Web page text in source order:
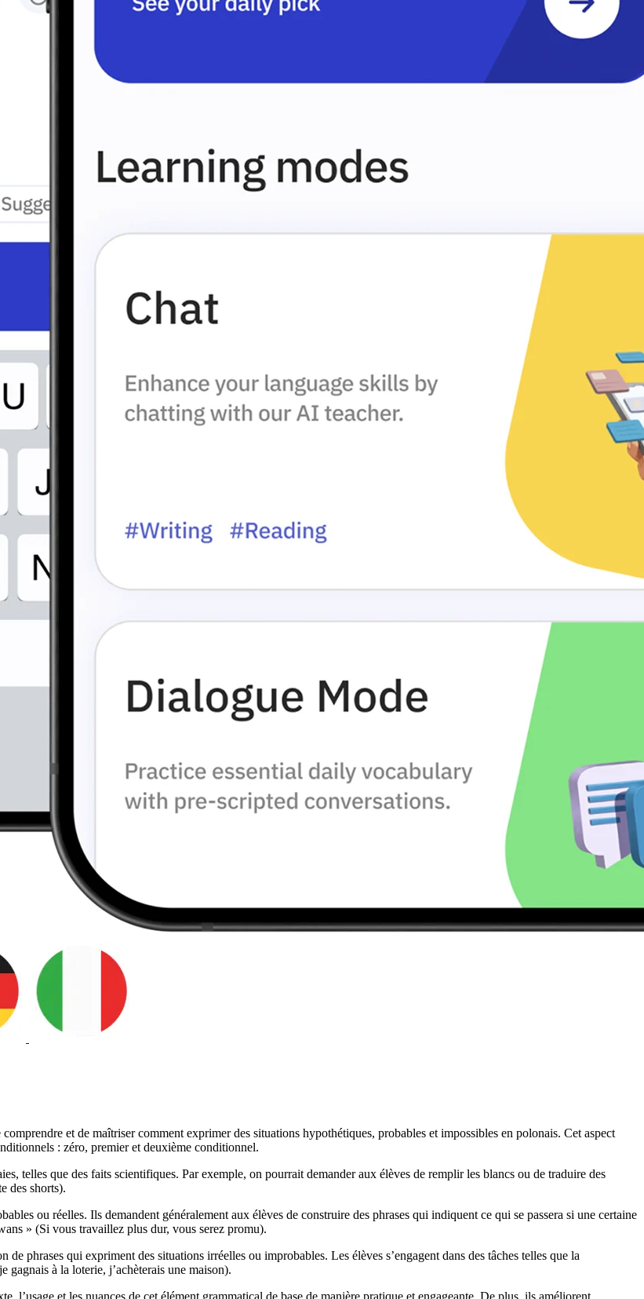
et de maîtriser comment exprimer des situations hypothétiques, probables et impossibles en polonais. Cet aspect
: zéro, premier et deuxième conditionnel.
telles que des faits scientifiques. Par exemple, on pourrait demander aux élèves de remplir les blancs ou de traduire des
des shorts).
ou réelles. Ils demandent généralement aux élèves de construire des phrases qui indiquent ce qui se passera si une certaine
» (Si vous travaillez plus dur, vous serez promu).
phrases qui expriment des situations irréelles ou improbables. Les élèves s’engagent dans des tâches telles que la
à la loterie, j’achèterais une maison).
l’usage et les nuances de cet élément grammatical de base de manière pratique et engageante. De plus, ils améliorent